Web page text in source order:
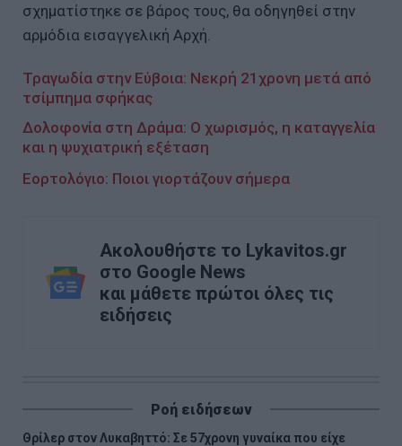
σχηματίστηκε σε βάρος τους, θα οδηγηθεί στην
αρμόδια εισαγγελική Αρχή.
Τραγωδία στην Εύβοια: Νεκρή 21χρονη μετά από
τσίμπημα σφήκας
Δολοφονία στη Δράμα: Ο χωρισμός, η καταγγελία
και η ψυχιατρική εξέταση
Εορτολόγιο: Ποιοι γιορτάζουν σήμερα
Ακολουθήστε το Lykavitos.gr
στο Google News
και μάθετε πρώτοι όλες τις
ειδήσεις
Ροή ειδήσεων
Θρίλερ στον Λυκαβηττό: Σε 57χρονη γυναίκα που είχε